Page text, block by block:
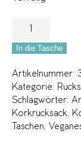
In die Tasche
Artikelnummer:
Kategorie:
Schlagwörter:
Korkrucksack
Taschen